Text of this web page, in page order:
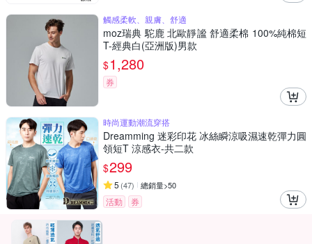
觸感柔軟、親膚、舒適
moz瑞典 駝鹿 北歐靜謐 舒適柔棉 100%純棉短
T-經典白(亞洲版)男款
$1,280
券
時尚運動潮流穿搭
Dreamming 迷彩印花 冰絲瞬涼吸濕速乾彈力圓
領短T 涼感衣-共二款
$299
5 (47) 總銷量>50
活動 券